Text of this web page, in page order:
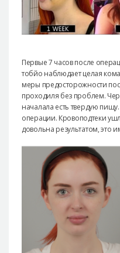
Первые 7 часов после
тобйо наблюдает целая
меры предосторожности
проходиля без проблем.
началала есть твердую
операции. Кровоподтеки
довольна результатом, это